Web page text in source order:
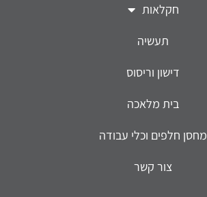
חקלאות
תעשיה
דישון וריסוס
בית מלאכה
מחסן חלפים וכלי עבודה
צור קשר